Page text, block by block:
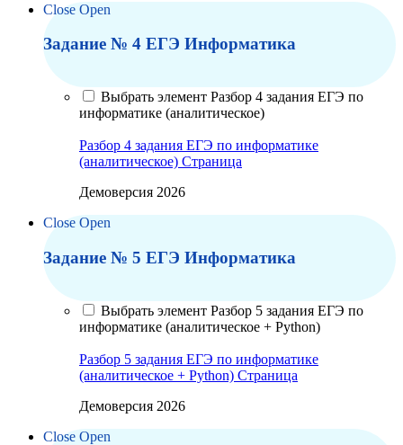
Close Open
Задание № 4 ЕГЭ Информатика
Выбрать элемент Разбор 4 задания ЕГЭ по
информатике (аналитическое)
Разбор 4 задания ЕГЭ по информатике
(аналитическое) Страница
Демоверсия 2026
Close Open
Задание № 5 ЕГЭ Информатика
Выбрать элемент Разбор 5 задания ЕГЭ по
информатике (аналитическое + Python)
Разбор 5 задания ЕГЭ по информатике
(аналитическое + Python) Страница
Демоверсия 2026
Close Open